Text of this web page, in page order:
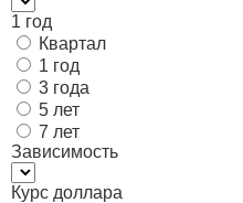
1 год
Квартал
1 год
3 года
5 лет
7 лет
Зависимость
Курс доллара